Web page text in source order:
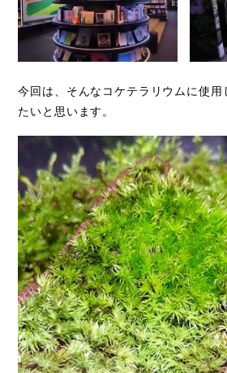
今回は、そんなコケテラリウムに使用
たいと思います。